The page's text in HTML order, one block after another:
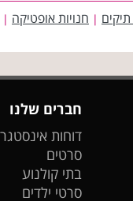
תיקים | חנויות אופטיקה |
חברים שלנו
דוחות
סרטים
בתי קולנוע
סרטי ילדים